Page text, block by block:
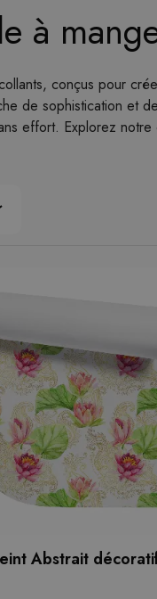
à
conçus pour
de sophistication et
effort. Explorez
Abstrait